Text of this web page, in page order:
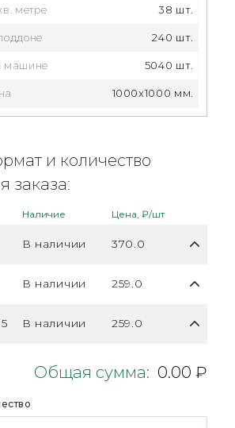
метре 38 шт.
240 шт.
машине 5040 шт.
1000x1000 мм.
и количество
заказа:
Наличие Цена, ₽/шт
В наличии 370.0
В наличии 259.0
В наличии 259.0
Общая сумма: 0.00 ₽